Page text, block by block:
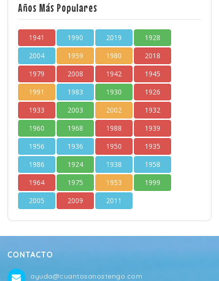
Años Más Populares
1941 1990 2019
1928
2004
1959 1980
2018
1979
2008 1942
1945
1991
1983 1930
1926
1933
2003 2002
1932
1960
1968 1988
1939
1956
1936 1950
1935
1986
1924 1938
1958
1964
1975 1953
1999
2005
2009 2011
CONTACTO
ayuda@cuantosanostengo.com